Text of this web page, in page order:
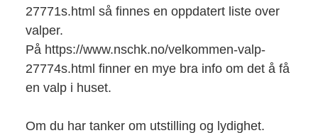
27771s.html så finnes en oppdatert liste over
valper.
På https://www.nschk.no/velkommen-valp-
27774s.html finner en mye bra info om det å få
en valp i huset.
Om du har tanker om utstilling og lydighet.